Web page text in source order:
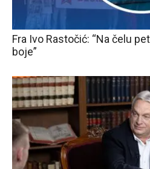
Fra Ivo Rastočić: “Na čelu
boje”